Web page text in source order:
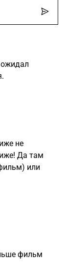
не
Да там
или
фильм